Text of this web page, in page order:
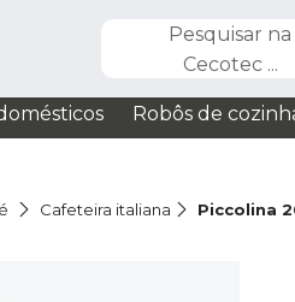
Pesquisar na
Cecotec ...
Robôs de
Cafeteira italiana Piccolina